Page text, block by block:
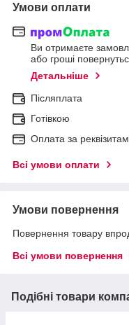
Умови оплати
Ви отримаєте
або гроші
Детальніше
Післяплата
Готівкою
Оплата за
Всі умови оплати
Умови повернення
Повернення товару
Всі умови повернення
Подібні товари